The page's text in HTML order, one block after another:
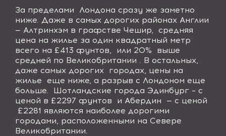
За пределами
Лондона сразу же заметно
ниже. Даже в самых дорогих районах Англии
— Алтринхэм в графстве Чешир,
средняя
цена на жилье за один квадратный метр
всего на £413 фунтов,
или 20%
выше
средней по Великобритании . В остальных,
даже самых дорогих городах, цены на
жилье еще ниже, а разрыв с Лондоном еще
больше.
Шотландские города Эдинбург – с
ценой в £2297 фунтов
и Абердин
— с ценой
£2281 являются наиболее дорогими
городами, расположенными на Севере
Великобритании.